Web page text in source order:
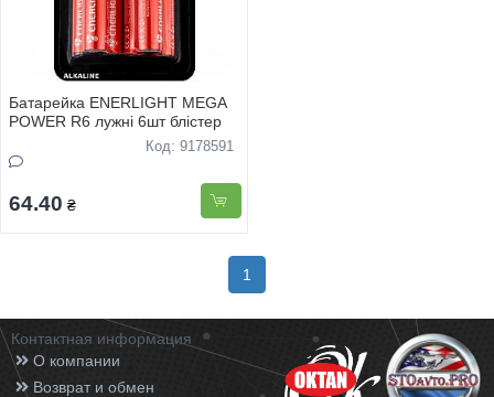
Батарейка ENERLIGHT MEGA
POWER R6 лужнi 6шт блiстер
Код: 9178591
64.40 ₴
1
Контактная информация
О компании
Возврат и обмен